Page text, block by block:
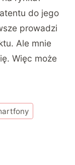
do jego
prowadzi
Ale mnie
Więc może